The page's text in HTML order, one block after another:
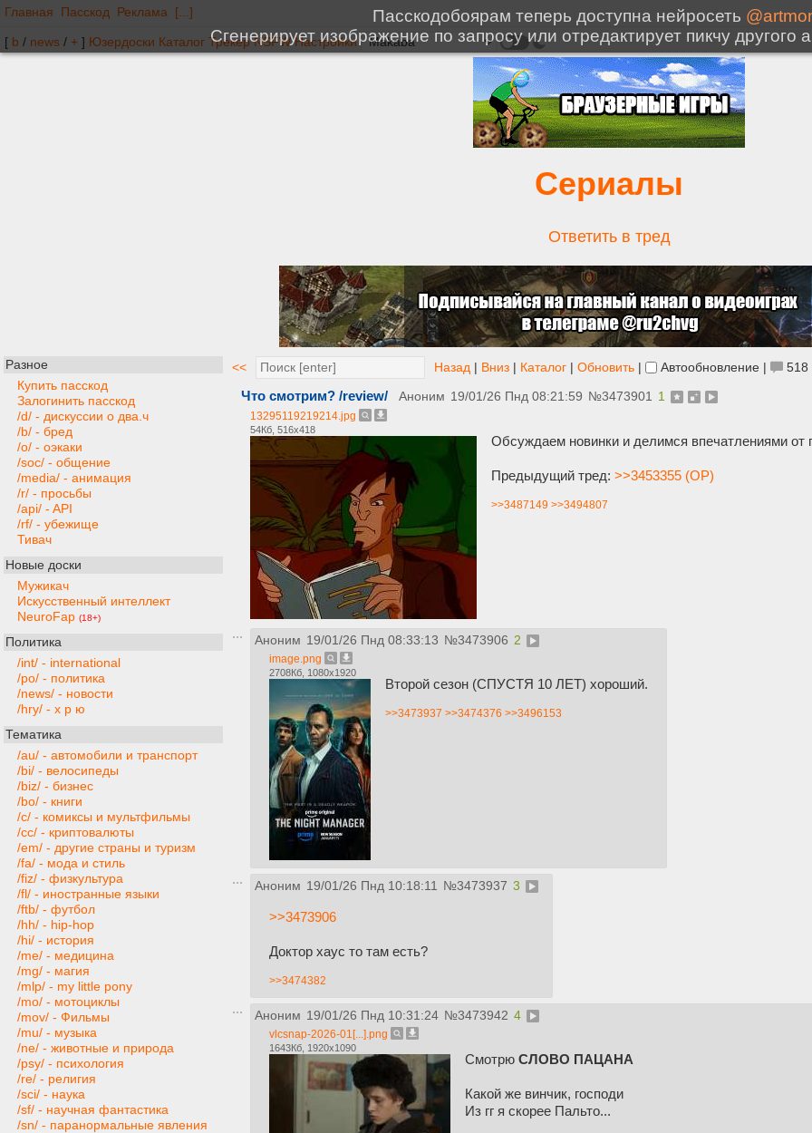
Главная Пасскод Реклама [...]
[ b / news / + ] Юзердоски Каталог Трекер NSFW Настройки
Сериалы
Ответить в тред
Разное
Купить пасскод
Залогинить пасскод
/d/ - дискуссии о два.ч
/b/ - бред
/o/ - оэкаки
/soc/ - общение
/media/ - анимация
/r/ - просьбы
/api/ - API
/rf/ - убежище
Тивач
Новые доски
Мужикач
Искусственный интеллект
NeuroFap (18+)
Политика
/int/ - international
/po/ - политика
/news/ - новости
/hry/ - х р ю
Тематика
/au/ - автомобили и транспорт
/bi/ - велосипеды
/biz/ - бизнес
/bo/ - книги
/c/ - комиксы и мультфильмы
/cc/ - криптовалюты
/em/ - другие страны и туризм
/fa/ - мода и стиль
/fiz/ - физкультура
/fl/ - иностранные языки
/ftb/ - футбол
/hh/ - hip-hop
/hi/ - история
/me/ - медицина
/mg/ - магия
/mlp/ - my little pony
/mo/ - мотоциклы
/mov/ - Фильмы
/mu/ - музыка
/ne/ - животные и природа
/psy/ - психология
/re/ - религия
/sci/ - наука
/sf/ - научная фантастика
/sn/ - паранормальные явления
<< Назад | Вниз | Каталог | Обновить | Автообновление | 518
Что смотрим? /review/ Аноним 19/01/26 Пнд 08:21:59 №3473901 1
13295119219214.jpg
54Кб, 516x418
Обсуждаем новинки и делимся впечатлениями от
Предыдущий тред: >>3453355 (OP)
>>3487149 >>3494807
Аноним 19/01/26 Пнд 08:33:13 №3473906 2
image.png
2708Кб, 1080x1920
Второй сезон (СПУСТЯ 10 ЛЕТ) хороший.
>>3473937 >>3474376 >>3496153
Аноним 19/01/26 Пнд 10:18:11 №3473937 3
>>3473906
Доктор хаус то там есть?
>>3474382
Аноним 19/01/26 Пнд 10:31:24 №3473942 4
vlcsnap-2026-01[...].png
1643Кб, 1920x1090
Смотрю СЛОВО ПАЦАНА
Какой же винчик, господи
Из гг я скорее Пальто...